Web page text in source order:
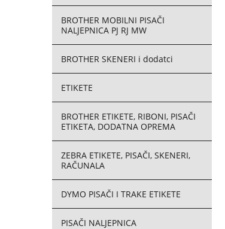
BROTHER MOBILNI PISAČI
NALJEPNICA PJ RJ MW
BROTHER SKENERI i dodatci
ETIKETE
BROTHER ETIKETE, RIBONI, PISAČI
ETIKETA, DODATNA OPREMA
ZEBRA ETIKETE, PISAČI, SKENERI,
RAČUNALA
DYMO PISAČI I TRAKE ETIKETE
PISAČI NALJEPNICA